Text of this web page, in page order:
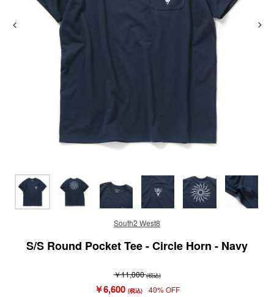
South2 West8
S/S Round Pocket Tee - Circle Horn - Navy
￥11,000(税込)
￥6,600 (税込) 40% OFF